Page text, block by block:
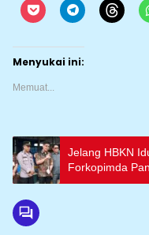
Menyukai ini:
Memuat...
Jelang HBKN
Forkopimda